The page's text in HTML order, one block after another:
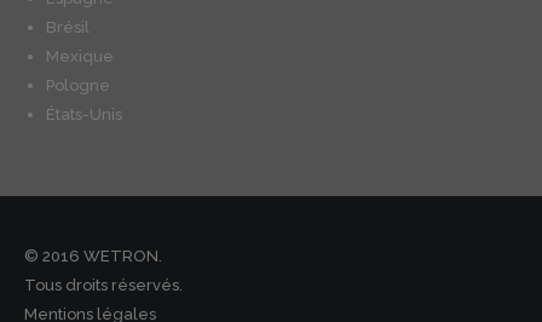
Brésil
Mexique
Pologne
États-Unis
© 2016 WETRON.
Tous droits réservés.
Mentions légales